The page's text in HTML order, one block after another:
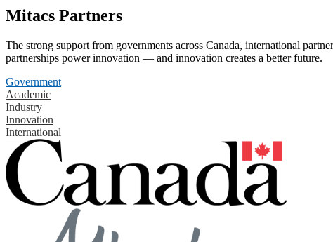
Mitacs Partners
The strong support from governments across Canada, international
partnerships power innovation — and innovation creates a better future.
Government
Academic
Industry
Innovation
International